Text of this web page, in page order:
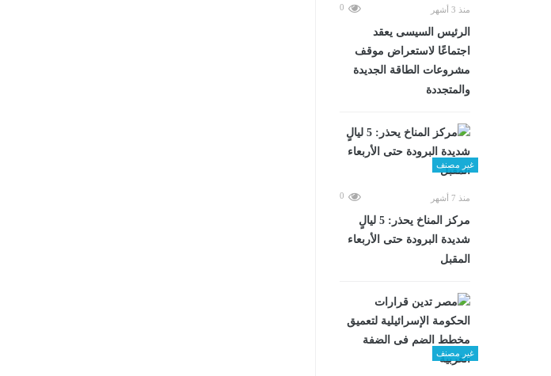
منذ 3 أشهر 0
الرئيس السيسى يعقد
اجتماعًا لاستعراض موقف
مشروعات الطاقة الجديدة
والمتجددة
غير مصنف
منذ 7 أشهر 0
مركز المناخ يحذر: 5 ليالٍ
شديدة البرودة حتى الأربعاء
المقبل
غير مصنف